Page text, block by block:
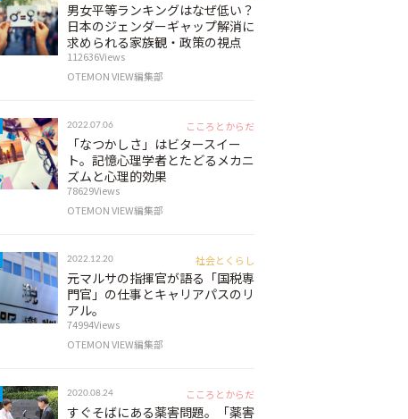
男女平等ランキングはなぜ低い？
日本のジェンダーギャップ解消に
求められる家族観・政策の視点
112636Views
OTEMON VIEW編集部
2022.07.06 こころとからだ
「なつかしさ」はビタースイー
ト。記憶心理学者とたどるメカニ
ズムと心理的効果
78629Views
OTEMON VIEW編集部
2022.12.20 社会とくらし
元マルサの指揮官が語る「国税専
門官」の仕事とキャリアパスのリ
アル。
74994Views
OTEMON VIEW編集部
2020.08.24 こころとからだ
すぐそばにある薬害問題。「薬害